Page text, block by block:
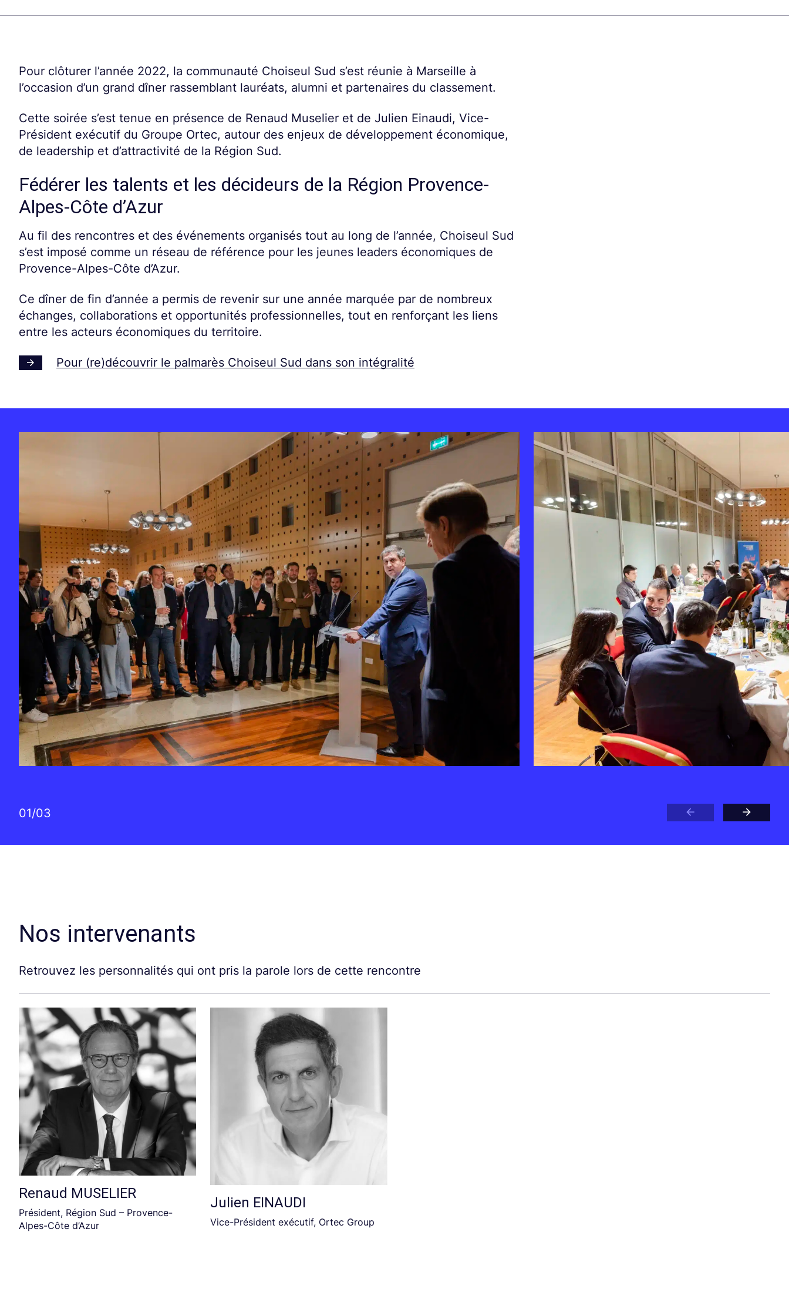
Pour clôturer l’année 2022, la communauté Choiseul Sud s’est réunie à Marseille à
l’occasion d’un grand dîner rassemblant lauréats, alumni et partenaires du classement.
Cette soirée s’est tenue en présence de Renaud Muselier et de Julien Einaudi, Vice-
Président exécutif du Groupe Ortec, autour des enjeux de développement économique,
de leadership et d’attractivité de la Région Sud.
Fédérer les talents et les décideurs de la Région Provence-
Alpes-Côte d’Azur
Au fil des rencontres et des événements organisés tout au long de l’année, Choiseul Sud
s’est imposé comme un réseau de référence pour les jeunes leaders économiques de
Provence-Alpes-Côte d’Azur.
Ce dîner de fin d’année a permis de revenir sur une année marquée par de nombreux
échanges, collaborations et opportunités professionnelles, tout en renforçant les liens
entre les acteurs économiques du territoire.
Pour (re)découvrir le palmarès Choiseul Sud dans son intégralité
01/03
Nos intervenants
Retrouvez les personnalités qui ont pris la parole lors de cette rencontre
Renaud MUSELIER
Président, Région Sud – Provence-
Alpes-Côte d’Azur
Julien EINAUDI
Vice-Président exécutif, Ortec Group